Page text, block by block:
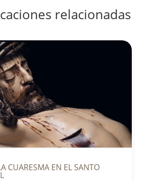
relacionadas
CUARESMA EN EL SANTO